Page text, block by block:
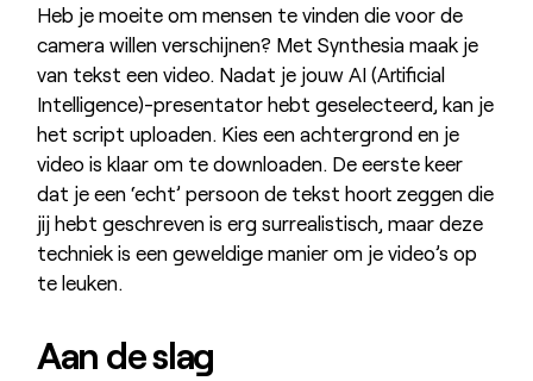
Heb je moeite om mensen te vinden die voor de
camera willen verschijnen? Met Synthesia maak je
van tekst een video. Nadat je jouw AI (Artificial
Intelligence)-presentator hebt geselecteerd, kan je
het script uploaden. Kies een achtergrond en je
video is klaar om te downloaden. De eerste keer
dat je een ‘echt’ persoon de tekst hoort zeggen die
jij hebt geschreven is erg surrealistisch, maar deze
techniek is een geweldige manier om je video’s op
te leuken.
Aan de slag